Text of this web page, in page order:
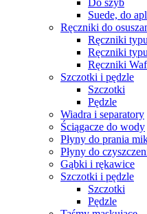
Suede, do
Ręczniki do
Ręczniki
Ręczniki
Ręczniki
Szczotki i pędzle
Szczotki
Pędzle
Wiadra i separatory
Ściągacze do wody
Płyny do prania
Płyny do
Gąbki i rękawice
Szczotki i pędzle
Szczotki
Pędzle